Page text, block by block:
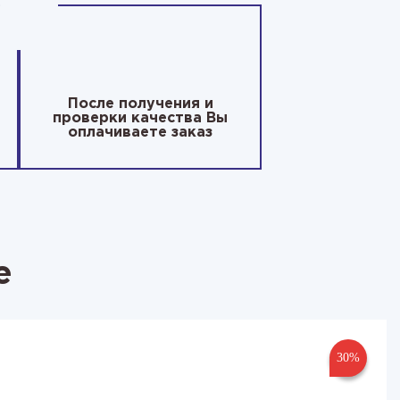
После получения и
проверки качества Вы
оплачиваете заказ
30%